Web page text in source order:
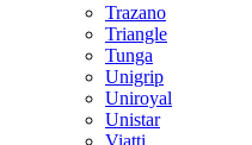
Trazano
Triangle
Tunga
Unigrip
Uniroyal
Unistar
Viatti